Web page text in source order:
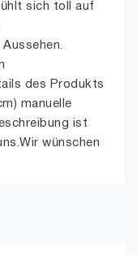
sich toll auf
des Produkts
manuelle
ist
wünschen